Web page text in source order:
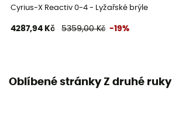
Cyrius-X Reactiv 0-4 - Lyžařské brýle
4287,94 Kč 5359,00 Kč -19%
Oblíbené stránky Z druhé ruky